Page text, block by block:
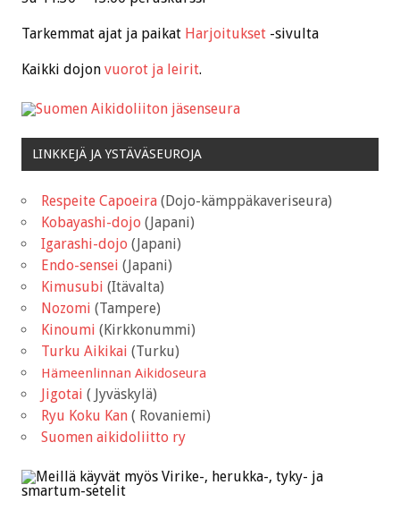
Tarkemmat ajat ja paikat Harjoitukset -sivulta
Kaikki dojon vuorot ja leirit.
LINKKEJÄ JA YSTÄVÄSEUROJA
Respeite Capoeira (Dojo-kämppäkaveriseura)
Kobayashi-dojo (Japani)
Igarashi-dojo (Japani)
Endo-sensei (Japani)
Kimusubi (Itävalta)
Nozomi (Tampere)
Kinoumi (Kirkkonummi)
Turku Aikikai (Turku)
Hämeenlinnan Aikidoseura
Jigotai ( Jyväskylä)
Ryu Koku Kan ( Rovaniemi)
Suomen aikidoliitto ry